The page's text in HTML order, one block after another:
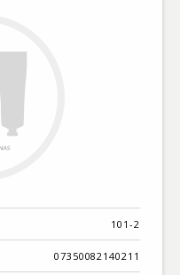
101-2
07350082140211